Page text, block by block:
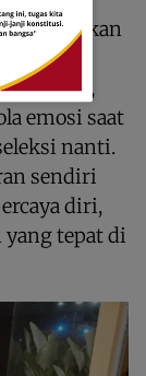
memberikan
dan
emosi,
emosi saat
nanti.
sendiri
diri,
tepat di